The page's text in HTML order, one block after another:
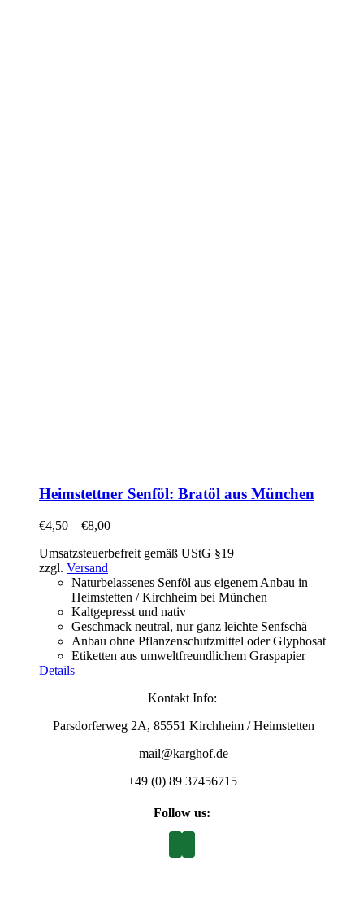
Heimstettner Senföl: Bratöl aus München
€4,50 – €8,00
Umsatzsteuerbefreit gemäß UStG §19
zzgl. Versand
Naturbelassenes Senföl aus eigenem Anbau in
Heimstetten / Kirchheim bei München
Kaltgepresst und nativ
Geschmack neutral, nur ganz leichte Senfschä
Anbau ohne Pflanzenschutzmittel oder Glyphosat
Etiketten aus umweltfreundlichem Graspapier
Details
Kontakt Info:
Parsdorferweg 2A, 85551 Kirchheim / Heimstetten
mail@karghof.de
+49 (0) 89 37456715
Follow us: